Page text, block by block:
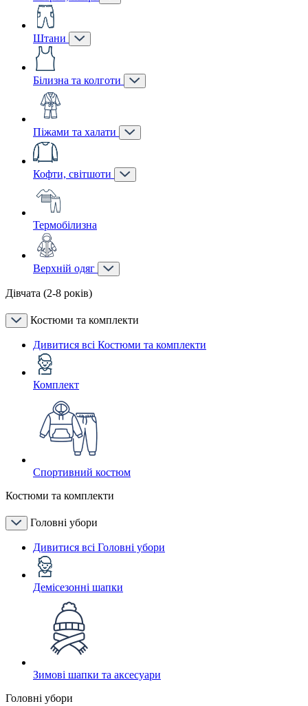
Штани
Білизна та колготи
Піжами та халати
Кофти, світшоти
Термобілизна
Верхній одяг
Дівчата (2-8 років)
Костюми та комплекти
Дивитися всі Костюми та комплекти
Комплект
Спортивний костюм
Костюми та комплекти
Головні убори
Дивитися всі Головні убори
Демісезонні шапки
Зимові шапки та аксесуари
Головні убори